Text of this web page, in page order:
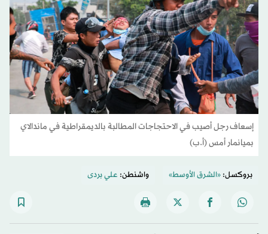
إسعاف رجل أصيب في الاحتجاجات المطالبة بالديمقراطية في ماندالاي
بميانمار أمس (أ.ب)
بروكسل:«الشرق الأوسط» واشنطن: علي بردى